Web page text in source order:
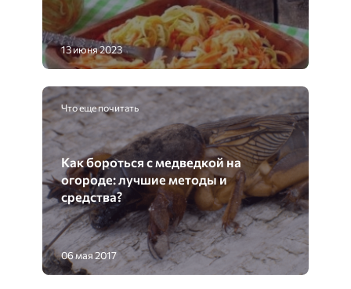
13 июня 2023
Что еще почитать
Как бороться с медведкой на
огороде: лучшие методы и
средства?
06 мая 2017